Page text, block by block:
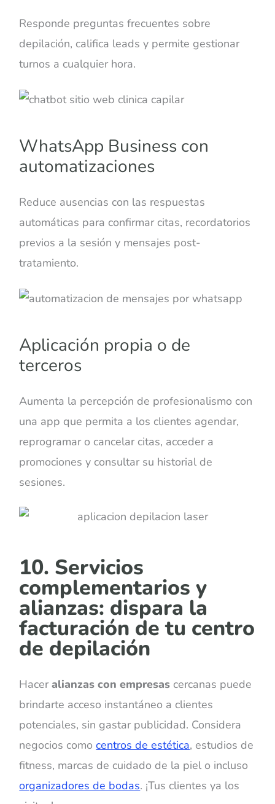
Responde preguntas frecuentes sobre
depilación, califica leads y permite gestionar
turnos a cualquier hora.
WhatsApp Business con
automatizaciones
Reduce ausencias con las respuestas
automáticas para confirmar citas, recordatorios
previos a la sesión y mensajes post-
tratamiento.
Aplicación propia o de
terceros
Aumenta la percepción de profesionalismo con
una app que permita a los clientes agendar,
reprogramar o cancelar citas, acceder a
promociones y consultar su historial de
sesiones.
10. Servicios
complementarios y
alianzas: dispara la
facturación de tu centro
de depilación
Haceralianzas con empresas cercanas puede
brindarte acceso instantáneo a clientes
potenciales, sin gastar publicidad. Considera
negocios comocentros de estética, estudios de
fitness, marcas de cuidado de la piel o incluso
organizadores de bodas. ¡Tus clientes ya los